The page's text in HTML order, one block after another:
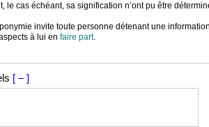
le cas échéant, sa signification n’ont pu être
invite toute personne détenant une
à lui en faire part.
[ – ]